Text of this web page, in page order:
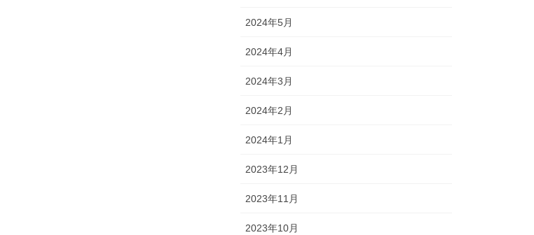
2024年5月
2024年4月
2024年3月
2024年2月
2024年1月
2023年12月
2023年11月
2023年10月